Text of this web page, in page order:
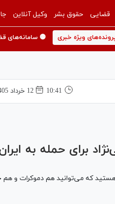
قضایی حقوق بشر وکیل آنلاین
ویژه خبری 🟡 سامانه‌های
10:41 12 خرداد 1405
برای حمله به
که می‌توانید هم دموکرات و هم